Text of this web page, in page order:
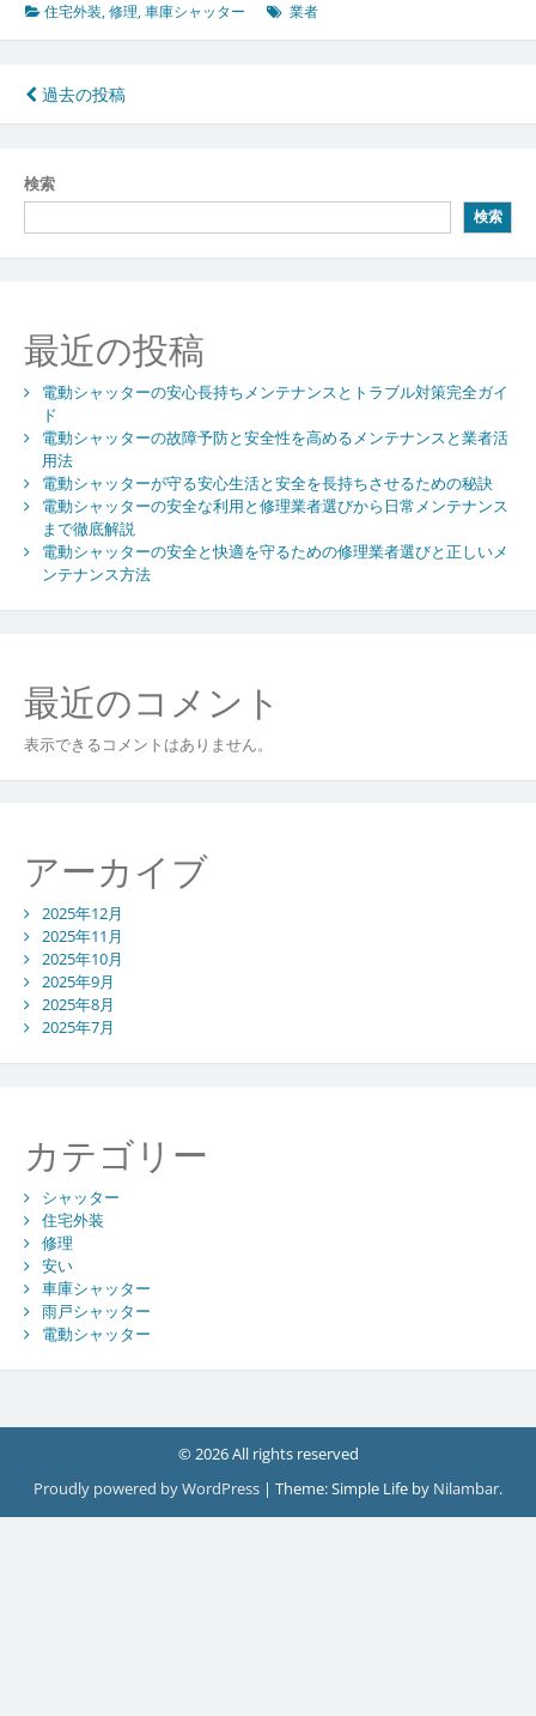
住宅外装,修理,車庫シャッター 業者
投
稿
ナ
ビ
ゲ
シ
ョ
ン
過去の投稿
検索
検索
最近の投稿
電動シャッターの安心長持ちメンテナンスとトラブル対策完全ガイ
ド
電動シャッターの故障予防と安全性を高めるメンテナンスと業者活
用法
電動シャッターが守る安心生活と安全を長持ちさせるための秘訣
電動シャッターの安全な利用と修理業者選びから日常メンテナンス
まで徹底解説
電動シャッターの安全と快適を守るための修理業者選びと正しいメ
ンテナンス方法
最近のコメント
表示できるコメントはありません。
アーカイブ
2025年12月
2025年11月
2025年10月
2025年9月
2025年8月
2025年7月
カテゴリー
シャッター
住宅外装
修理
安い
車庫シャッター
雨戸シャッター
電動シャッター
© 2026 All rights reserved
Proudly powered by WordPress | Theme: Simple Life by Nilambar.